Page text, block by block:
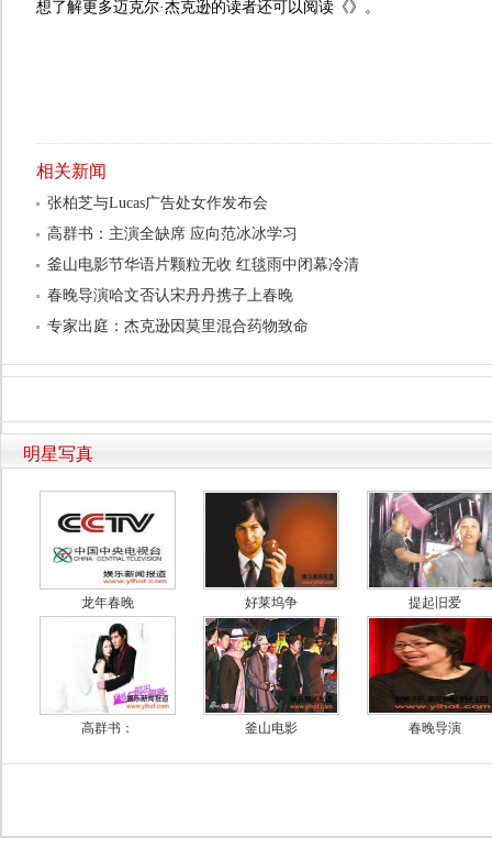
想了解更多迈克尔·杰克逊的读者还可以阅读《》。
相关新闻
张柏芝与Lucas广告处女作发布会
高群书：主演全缺席 应向范冰冰学习
釜山电影节华语片颗粒无收 红毯雨中闭幕冷清
春晚导演哈文否认宋丹丹携子上春晚
专家出庭：杰克逊因莫里混合药物致命
明星写真
龙年春晚 好莱坞争 提起旧爱
高群书： 釜山电影 春晚导演